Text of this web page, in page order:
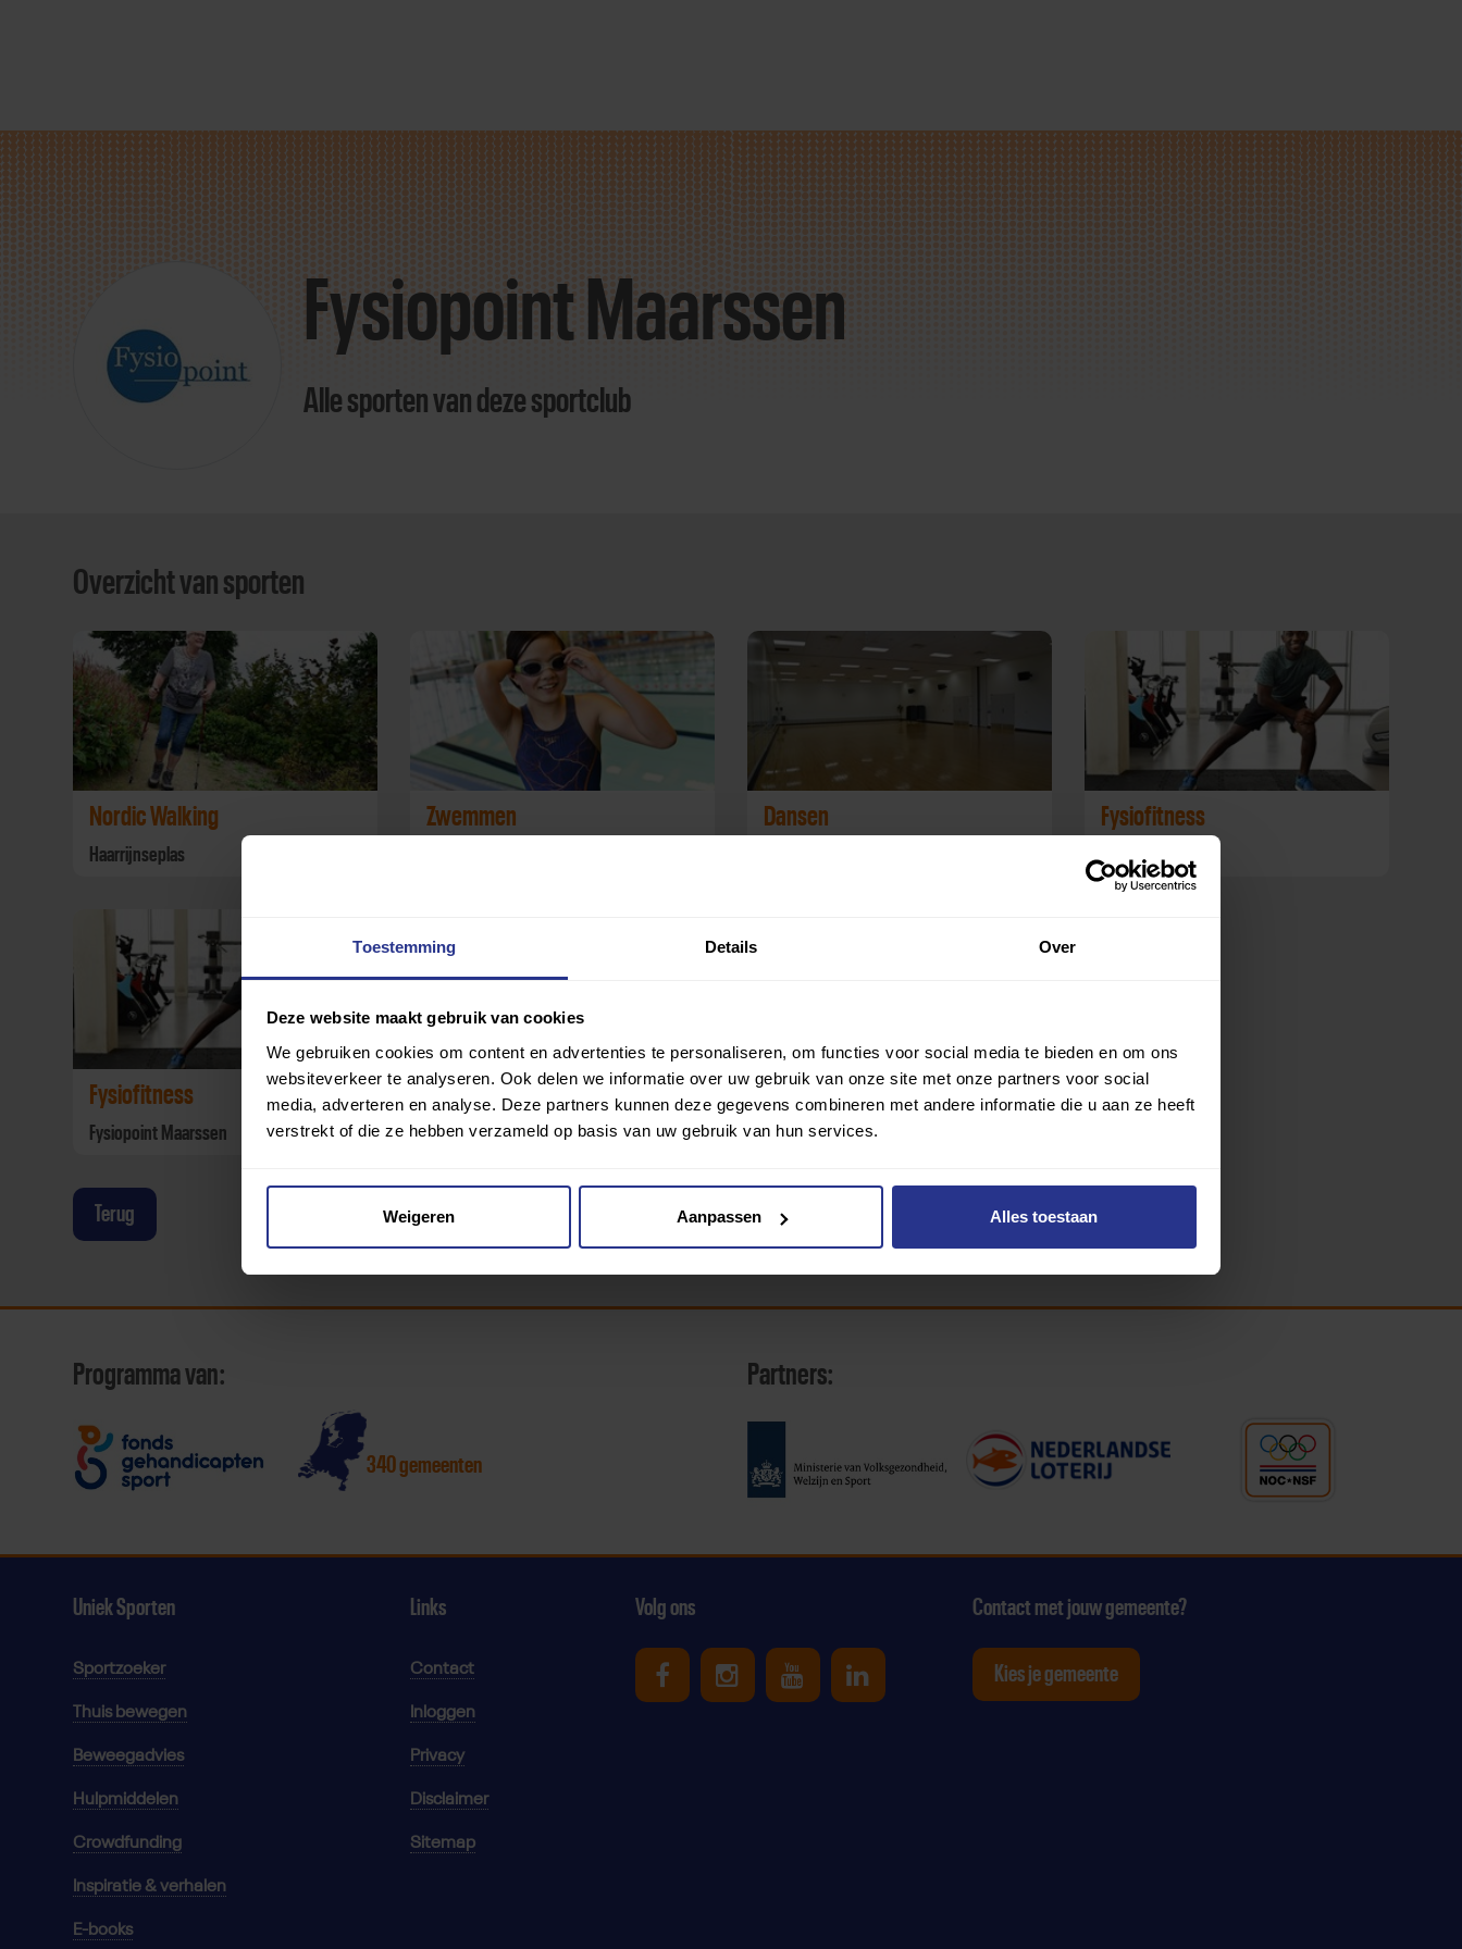
Toestemming Details Over
Deze website maakt gebruik van cookies
We gebruiken cookies om content en advertenties te personaliseren, om functies voor social media te bieden en om ons
websiteverkeer te analyseren. Ook delen we informatie over uw gebruik van onze site met onze partners voor social
media, adverteren en analyse. Deze partners kunnen deze gegevens combineren met andere informatie die u aan ze heeft
verstrekt of die ze hebben verzameld op basis van uw gebruik van hun services.
Weigeren Aanpassen Alles toestaan
Direct
door
Fysiopoint Maarssen
Alle sporten van deze sportclub
Overzicht van sporten
Nordic Walking
Haarrijnseplas
Zwemmen Dansen Fysiofitness
Fysiopoint
Fysiofitness
Fysiopoint Maarssen
Terug
Programma van:
340 gemeenten
Partners:
Uniek Sporten
Sportzoeker
Thuis bewegen
Beweegadvies
Hulpmiddelen
Crowdfunding
Inspiratie & verhalen
E-books
Links
Contact
Inloggen
Privacy
Disclaimer
Sitemap
Volg ons
Uniek Sporten op Facebook
Uniek Sporten op Instagram
Uniek Sporten op Youtube
Uniek Sporten op Linkedin
Contact met jouw gemeente?
Kies je gemeente